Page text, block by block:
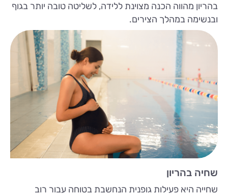
בהריון מהווה הכנה מצוינת ללידה, לשליטה טובה יותר בגוף
ובנשימה במהלך הצירים.
שחיה בהריון
שחייה היא פעילות גופנית הנחשבת בטוחה עבור רוב